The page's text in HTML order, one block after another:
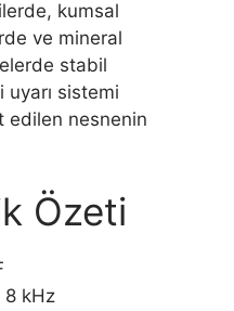
kumsal
ve mineral
stabil
sistemi
edilen nesnenin
Özeti
8 kHz